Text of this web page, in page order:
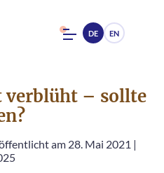
DE EN
verblüht – sollte
am 28. Mai 2021 |